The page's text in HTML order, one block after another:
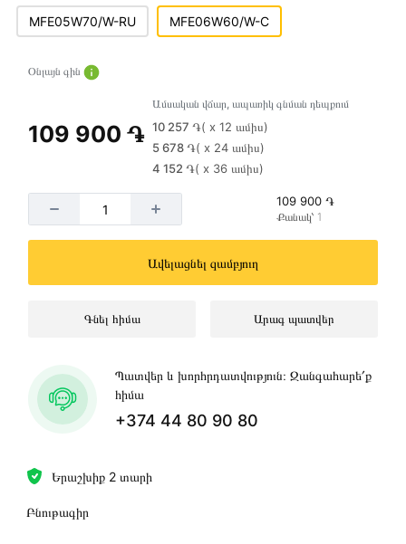
MFE05W70/W-RU MFE06W60/W-C
Երաշխիք 2 տարի
Բնութագիր
Օնլայն գին
109 900 ֏
Ամսական վճար, ապառիկ գնման դեպքում
10 257 ֏( x 12 ամիս)
5 678 ֏( x 24 ամիս)
4 152 ֏( x 36 ամիս)
109 900 ֏
Քանակ՝ 1
Ավելացնել զամբյուղ
Գնել հիմա Արագ պատվեր
Պատվեր և խորհրդատվություն։ Զանգահարե՛ք
հիմա
+374 44 80 90 80